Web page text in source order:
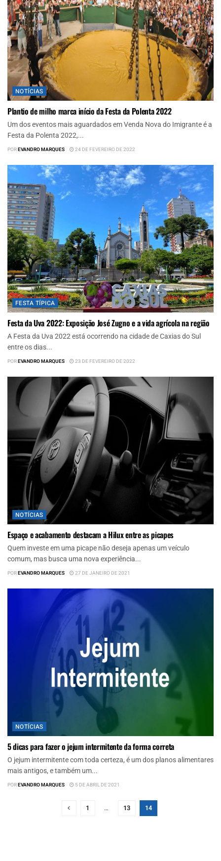
NOTÍCIAS
Plantio de milho marca início da Festa da Polenta 2022
Um dos eventos mais aguardados em Venda Nova do Imigrante é a
Festa da Polenta 2022,...
POREVANDRO MARQUES 24 DE FEVEREIRO DE 2022
FESTA TÍPICA
Festa da Uva 2022: Exposição José Zugno e a vida agrícola na região
A Festa da Uva 2022 está ocorrendo na cidade de Caxias do Sul
entre os dias...
POREVANDRO MARQUES 23 DE FEVEREIRO DE 2022
NOTÍCIAS
Espaço e acabamento destacam a Hilux entre as picapes
Quem investe em uma picape não deseja apenas um veículo
comum, mas busca uma nova experiência...
POREVANDRO MARQUES 27 DE JANEIRO DE 2021
NOTÍCIAS
5 dicas para fazer o jejum intermitente da forma correta
O jejum intermitente com toda certeza, é um dos planos alimentares
mais antigos, e também um...
POREVANDRO MARQUES 5 DE ABRIL DE 2021
1 … 13 14